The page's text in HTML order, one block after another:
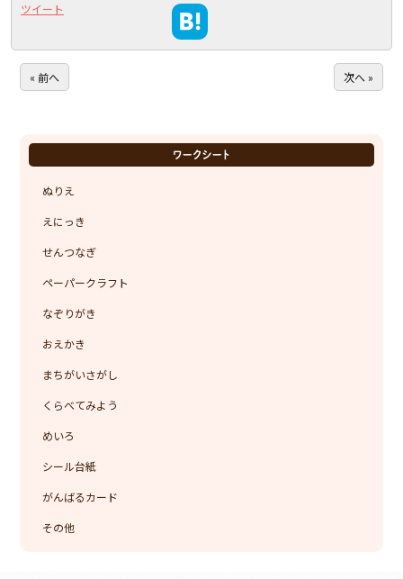
ツイート
« 前へ 次へ »
ワークシート
ぬりえ
えにっき
せんつなぎ
ペーパークラフト
なぞりがき
おえかき
まちがいさがし
くらべてみよう
めいろ
シール台紙
がんばるカード
その他